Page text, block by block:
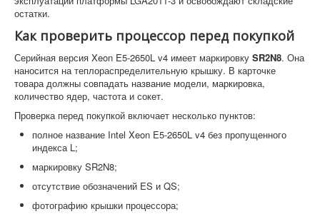
остатки.
Как проверить процессор перед покупкой
Серийная версия Xeon E5-2650L v4 имеет маркировку SR2N8. Она
наносится на теплораспределительную крышку. В карточке
товара должны совпадать название модели, маркировка,
количество ядер, частота и сокет.
Проверка перед покупкой включает несколько пунктов:
полное название Intel Xeon E5-2650L v4 без пропущенного
индекса L;
маркировку SR2N8;
отсутствие обозначений ES и QS;
фотографию крышки процессора;